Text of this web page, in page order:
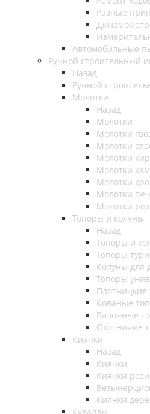
Разные
Автомобильные
Ручной строительный
Назад
Ручной
Молотки
Назад
Молотки
Молотки
Молотки
Молотки
Молотки
Молотки
Молотки
Молотки
Топоры и колуны
Назад
Топоры и
Топоры
Колуны для
Топоры
Плотницкие
Кованые
Валочные
Охотничие
Киянки
Назад
Киянки
Киянки
Киянки
Кувалды